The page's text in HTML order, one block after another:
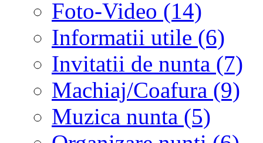
Foto-Video (14)
Informatii utile (6)
Invitatii de nunta (7)
Machiaj/Coafura (9)
Muzica nunta (5)